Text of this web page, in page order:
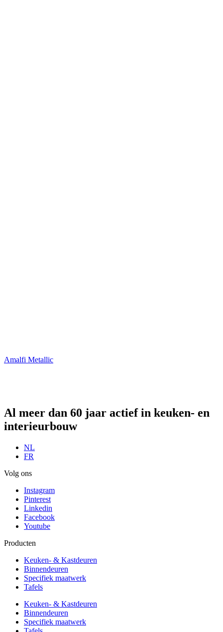
Amalfi Metallic
Al meer dan 60 jaar actief in keuken- en
interieurbouw
NL
FR
Volg ons
Instagram
Pinterest
Linkedin
Facebook
Youtube
Producten
Keuken- & Kastdeuren
Binnendeuren
Specifiek maatwerk
Tafels
Keuken- & Kastdeuren
Binnendeuren
Specifiek maatwerk